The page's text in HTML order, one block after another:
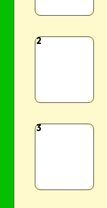
2
3